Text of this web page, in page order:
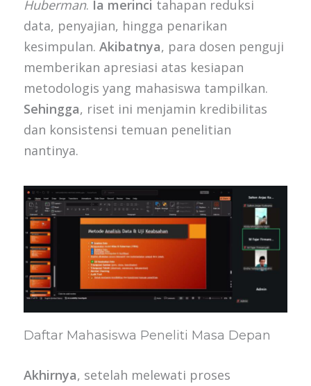
Huberman. Ia merinci tahapan reduksi
data, penyajian, hingga penarikan
kesimpulan. Akibatnya, para dosen penguji
memberikan apresiasi atas kesiapan
metodologis yang mahasiswa tampilkan.
Sehingga, riset ini menjamin kredibilitas
dan konsistensi temuan penelitian
nantinya.
Daftar Mahasiswa Peneliti Masa Depan
Akhirnya, setelah melewati proses